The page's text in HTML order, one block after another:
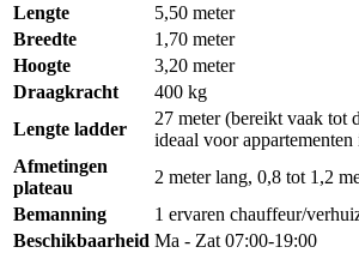
Lengte
5,50 meter
Breedte
1,70 meter
Hoogte
3,20 meter
Draagkracht
400 kg
Lengte ladder
27 meter (bereikt vaak tot
ideaal voor
Afmetingen
plateau
2 meter lang, 0,8 tot 1,2
Bemanning
1 ervaren chauffeur/
Beschikbaarheid Ma - Zat 07:00-19:00